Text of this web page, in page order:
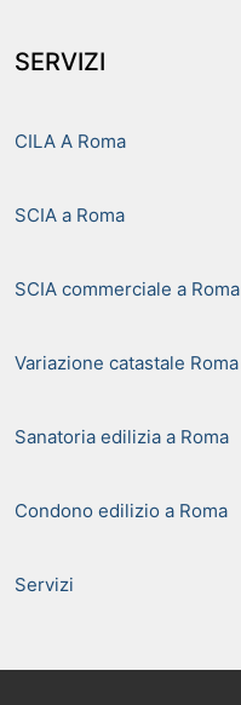
SERVIZI
CILA A Roma
SCIA a Roma
SCIA commerciale a Roma
Variazione catastale Roma
Sanatoria edilizia a Roma
Condono edilizio a Roma
Servizi